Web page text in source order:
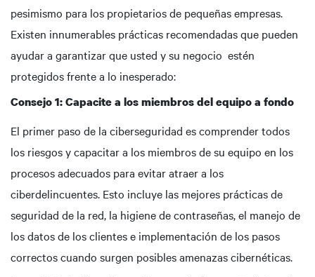
pesimismo para los propietarios de pequeñas empresas.
Existen innumerables prácticas recomendadas que pueden
ayudar a garantizar que usted y su negocio estén
protegidos frente a lo inesperado:
Consejo 1: Capacite a los miembros del equipo a fondo
El primer paso de la ciberseguridad es comprender todos
los riesgos y capacitar a los miembros de su equipo en los
procesos adecuados para evitar atraer a los
ciberdelincuentes. Esto incluye las mejores prácticas de
seguridad de la red, la higiene de contraseñas, el manejo de
los datos de los clientes e implementación de los pasos
correctos cuando surgen posibles amenazas cibernéticas.